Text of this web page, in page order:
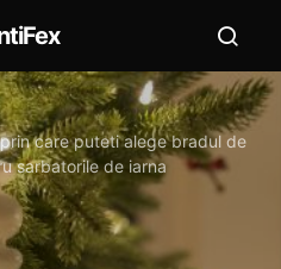
care puteti alege bradul de
sarbatorile de iarna